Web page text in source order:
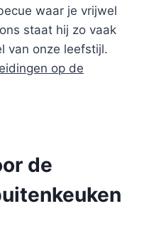
waar je vrijwel
staat hij zo vaak
van onze leefstijl.
op de
de